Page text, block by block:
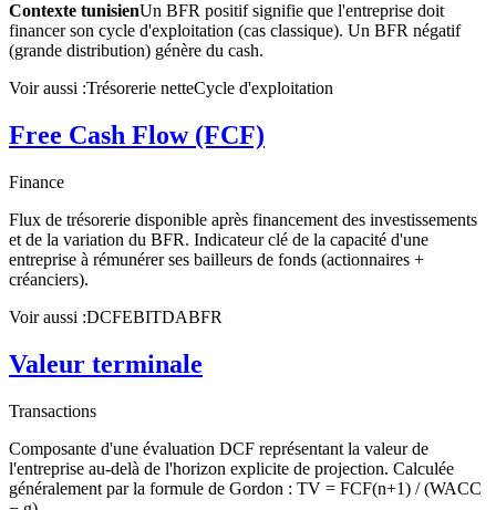
Contexte tunisienUn BFR positif signifie que l'entreprise doit
financer son cycle d'exploitation (cas classique). Un BFR négatif
(grande distribution) génère du cash.
Voir aussi :Trésorerie netteCycle d'exploitation
Free Cash Flow (FCF)
Finance
Flux de trésorerie disponible après financement des investissements
et de la variation du BFR. Indicateur clé de la capacité d'une
entreprise à rémunérer ses bailleurs de fonds (actionnaires +
créanciers).
Voir aussi :DCFEBITDABFR
Valeur terminale
Transactions
Composante d'une évaluation DCF représentant la valeur de
l'entreprise au-delà de l'horizon explicite de projection. Calculée
généralement par la formule de Gordon : TV = FCF(n+1) / (WACC